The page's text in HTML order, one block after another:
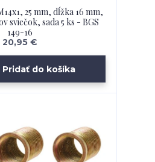
25 mm, dĺžka 16 mm,
sviečok, sada 5 ks - BGS
149-16
20,95 €
Pridať do košíka